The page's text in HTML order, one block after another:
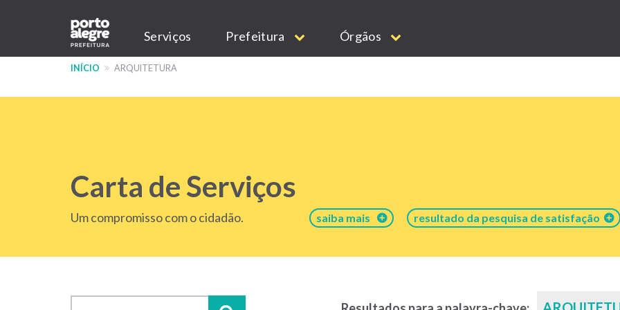
conteúdo
Main
navigation
Serviços Prefeitura Órgãos
INÍCIO ARQUITETURA
Carta de Serviços
Um compromisso com o cidadão. saiba mais resultado da pesquisa de satisfação